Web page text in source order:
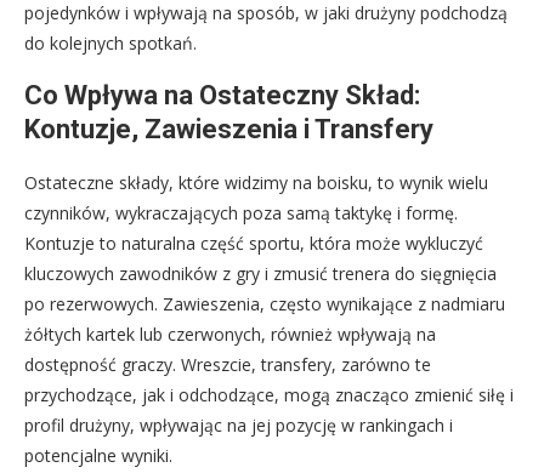
pojedynków i wpływają na sposób, w jaki drużyny podchodzą
do kolejnych spotkań.
Co Wpływa na Ostateczny Skład:
Kontuzje, Zawieszenia i Transfery
Ostateczne składy, które widzimy na boisku, to wynik wielu
czynników, wykraczających poza samą taktykę i formę.
Kontuzje to naturalna część sportu, która może wykluczyć
kluczowych zawodników z gry i zmusić trenera do sięgnięcia
po rezerwowych. Zawieszenia, często wynikające z nadmiaru
żółtych kartek lub czerwonych, również wpływają na
dostępność graczy. Wreszcie, transfery, zarówno te
przychodzące, jak i odchodzące, mogą znacząco zmienić siłę i
profil drużyny, wpływając na jej pozycję w rankingach i
potencjalne wyniki.